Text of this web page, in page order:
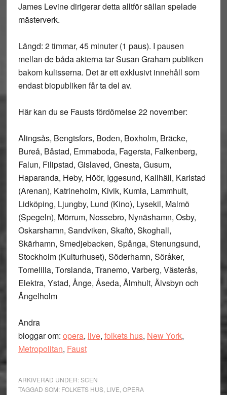
James Levine dirigerar detta alltför sällan spelade
mästerverk.
Längd: 2 timmar, 45 minuter (1 paus). I pausen
mellan de båda akterna tar Susan Graham publiken
bakom kulisserna. Det är ett exklusivt innehåll som
endast biopubliken får ta del av.
Här kan du se Fausts fördömelse 22 november:
Alingsås, Bengtsfors, Boden, Boxholm, Bräcke,
Bureå, Båstad, Emmaboda, Fagersta, Falkenberg,
Falun, Filipstad, Gislaved, Gnesta, Gusum,
Haparanda, Heby, Höör, Iggesund, Kallhäll, Karlstad
(Arenan), Katrineholm, Kivik, Kumla, Lammhult,
Lidköping, Ljungby, Lund (Kino), Lysekil, Malmö
(Spegeln), Mörrum, Nossebro, Nynäshamn, Osby,
Oskarshamn, Sandviken, Skaftö, Skoghall,
Skärhamn, Smedjebacken, Spånga, Stenungsund,
Stockholm (Kulturhuset), Söderhamn, Söråker,
Tomelilla, Torslanda, Tranemo, Varberg, Västerås,
Elektra, Ystad, Ånge, Åseda, Älmhult, Älvsbyn och
Ängelholm
Andra
bloggar om: opera, live, folkets hus, New York,
Metropolitan, Faust
ARKIVERAD UNDER:SCEN
TAGGAD SOM: FOLKETS HUS, LIVE OPERA